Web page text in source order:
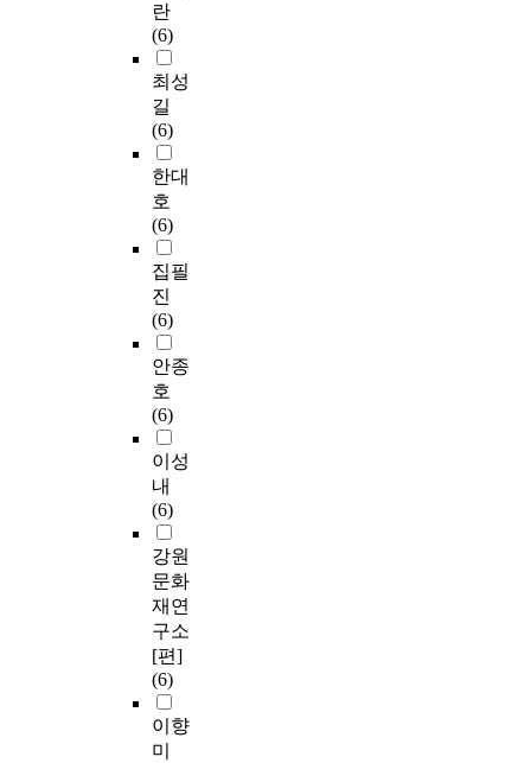
란
(6)
최성
길
(6)
한대
호
(6)
집필
진
(6)
안종
호
(6)
이성
내
(6)
강원
문화
재연
구소
[편]
(6)
이향
미